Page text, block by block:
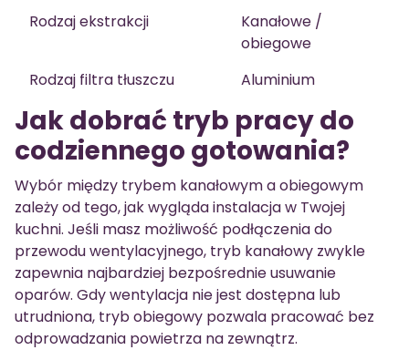
Rodzaj ekstrakcji
Kanałowe /
obiegowe
Rodzaj filtra tłuszczu
Aluminium
Jak dobrać tryb pracy do
codziennego gotowania?
Wybór między trybem kanałowym a obiegowym
zależy od tego, jak wygląda instalacja w Twojej
kuchni. Jeśli masz możliwość podłączenia do
przewodu wentylacyjnego, tryb kanałowy zwykle
zapewnia najbardziej bezpośrednie usuwanie
oparów. Gdy wentylacja nie jest dostępna lub
utrudniona, tryb obiegowy pozwala pracować bez
odprowadzania powietrza na zewnątrz.